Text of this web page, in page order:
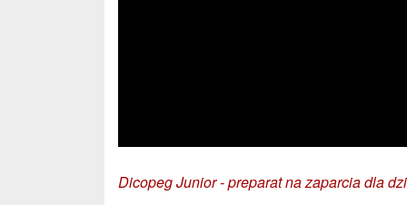
Dicopeg Junior - preparat na zaparcia dla